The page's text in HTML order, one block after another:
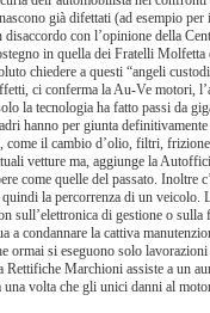
già difettati (ad esempio
con l’opinione della
in quella dei Fratelli
chiedere a questi “angeli
ci conferma la Au-Ve motori,
la tecnologia ha fatto passi da
hanno per giunta
come il cambio d’olio, filtri,
vetture ma, aggiunge la
come quelle del passato. Inoltre
la percorrenza di un veicolo.
sull’elettronica di gestione o
condannare la cattiva
si eseguono solo
Marchioni assiste a un
volta che gli unici danni al